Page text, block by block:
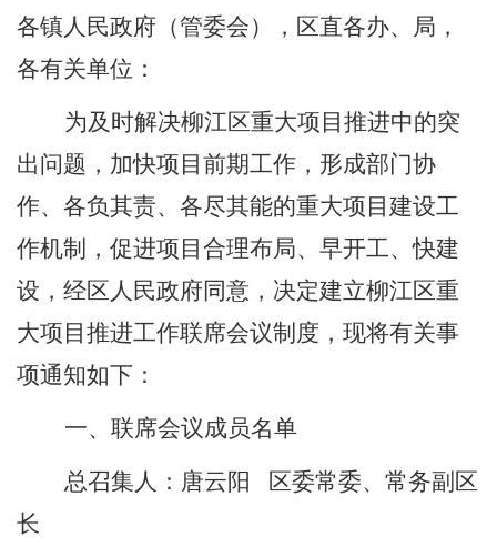
各镇人民政府（管委会），区直各办、局，
各有关单位：
为及时解决柳江区重大项目推进中的突
出问题，加快项目前期工作，形成部门协
作、各负其责、各尽其能的重大项目建设工
作机制，促进项目合理布局、早开工、快建
设，经区人民政府同意，决定建立柳江区重
大项目推进工作联席会议制度，现将有关事
项通知如下：
一、联席会议成员名单
总召集人：唐云阳
区委常委、常务副区
长